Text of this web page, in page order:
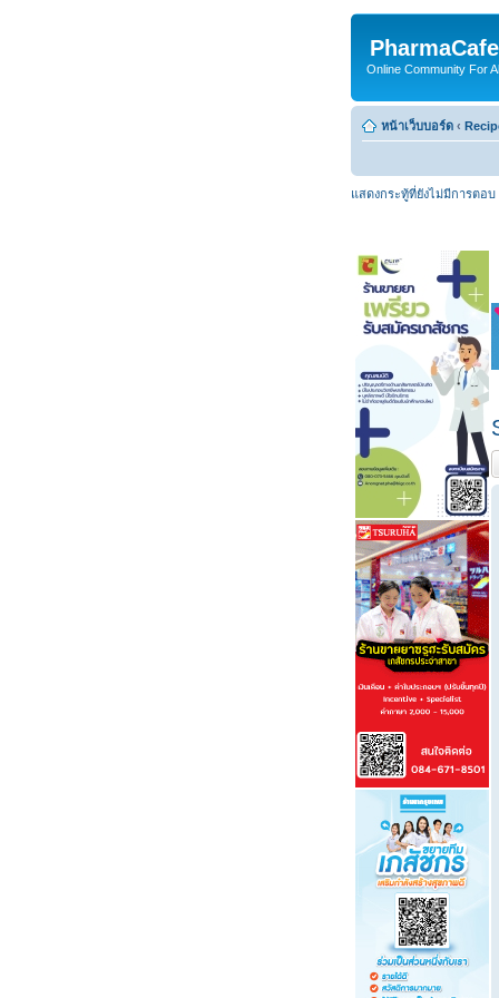
Online Community For
หน้าเว็บบอร์ด ‹
แสดงกระทู้ที่ยังไม่มีการตอบ